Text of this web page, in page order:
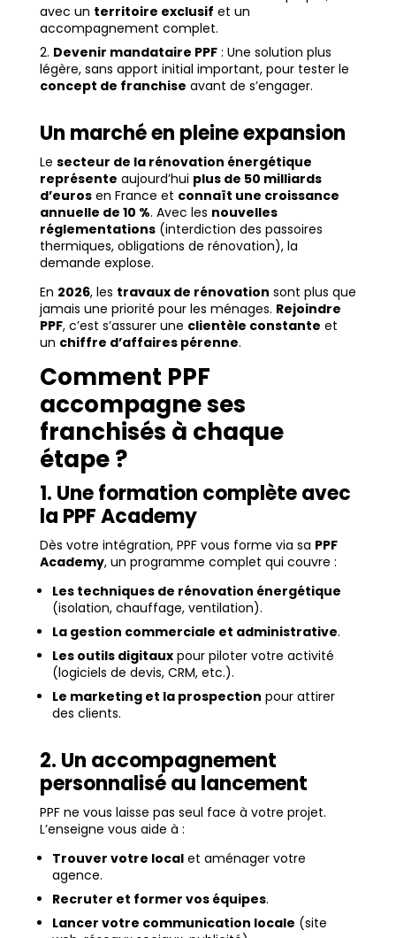
avec un territoire exclusif et un
accompagnement complet.
Devenir mandataire PPF: Une solution plus
légère, sans apport initial important, pour tester le
concept de franchise avant de s’engager.
Un marché en pleine expansion
Le secteur de la rénovation énergétique
représente aujourd’hui plus de 50 milliards
d’eurosen France et connaît une croissance
annuelle de 10 %. Avec les nouvelles
réglementations(interdiction des passoires
thermiques, obligations de rénovation), la
demande explose.
En 2026, les travaux de rénovation sont plus que
jamais une priorité pour les ménages. Rejoindre
PPF, c’est s’assurer une clientèle constante et
un chiffre d’affaires pérenne.
Comment PPF
accompagne ses
franchisés à chaque
étape ?
1. Une formation complète avec
la PPF Academy
Dès votre intégration, PPF vous forme via sa PPF
Academy, un programme complet qui couvre :
Les techniques de rénovation énergétique
(isolation, chauffage, ventilation).
La gestion commerciale et administrative.
Les outils digitauxpour piloter votre activité
(logiciels de devis, CRM, etc.).
Le marketing et la prospection pour attirer
des clients.
2. Un accompagnement
personnalisé au lancement
PPF ne vous laisse pas seul face à votre projet.
L’enseigne vous aide à :
Trouver votre localet aménager votre
agence.
Recruter et former vos équipes.
Lancer votre communication locale (site